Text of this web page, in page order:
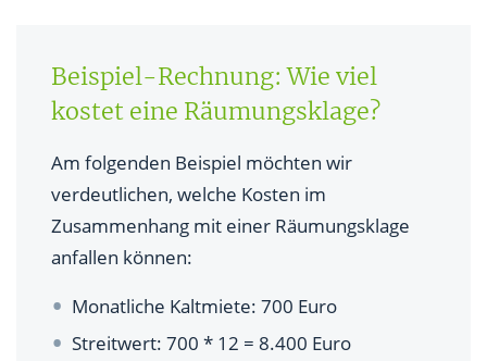
Beispiel-Rechnung: Wie viel
kostet eine Räumungsklage?
Am folgenden Beispiel möchten wir
verdeutlichen, welche Kosten im
Zusammenhang mit einer Räumungsklage
anfallen können:
Monatliche Kaltmiete: 700 Euro
Streitwert: 700 * 12 = 8.400 Euro